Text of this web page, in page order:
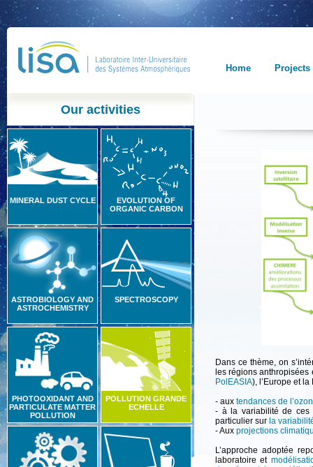
Home Projects
Our activities
MINERAL DUST CYCLE
EVOLUTION OF
ORGANIC CARBON
ASTROBIOLOGY AND
ASTROCHEMISTRY
SPECTROSCOPY
PHOTOOXIDANT AND
PARTICULATE MATTER
POLLUTION
POLLUTION GRANDE
ECHELLE
Dans ce thème, on
les régions anthropisées
PolEASIA), l’Europe et
- aux tendances de
- à la variabilité de ces
particulier sur la
- Aux projections
L’approche adoptée
laboratoire et